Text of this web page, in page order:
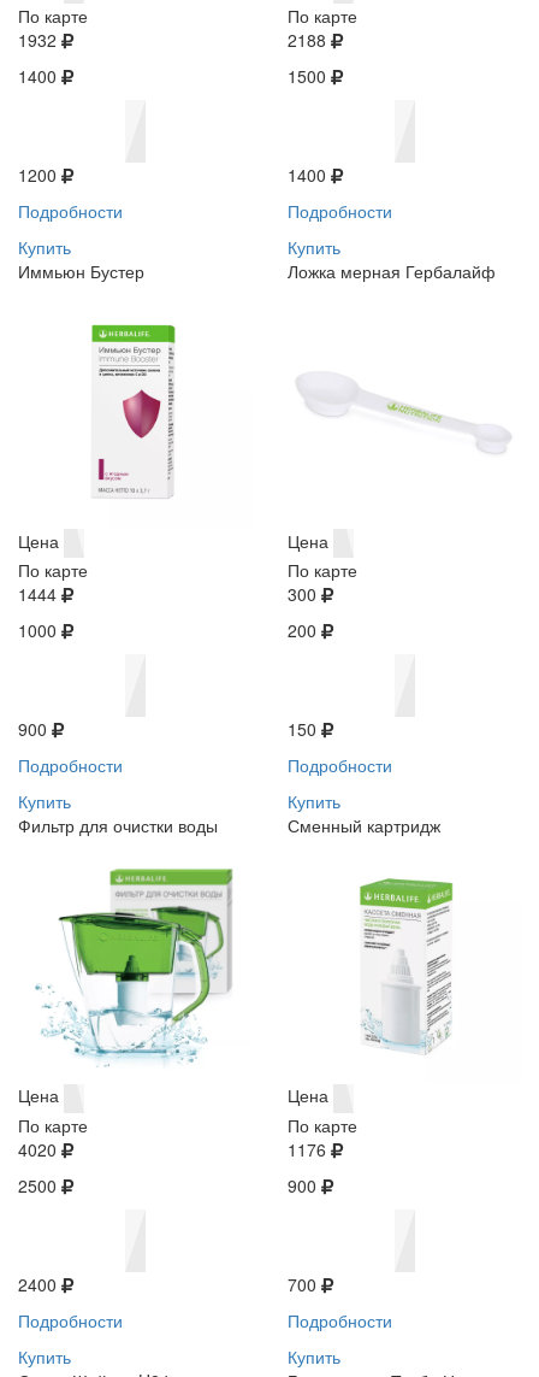
По карте
1932
1400
1200
Подробности
Купить
По карте
2188
1500
1400
Подробности
Купить
Иммьюн Бустер
Цена
По карте
1444
1000
900
Подробности
Купить
Ложка мерная Гербалайф
Цена
По карте
300
200
150
Подробности
Купить
Фильтр для очистки воды
Цена
По карте
4020
2500
2400
Подробности
Купить
Сменный картридж
Цена
По карте
1176
900
700
Подробности
Купить